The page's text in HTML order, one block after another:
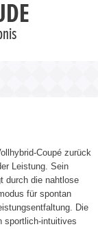
Coupé zurück
Leistung. Sein
durch die nahtlose
für spontan
Die
sportlich-intuitives